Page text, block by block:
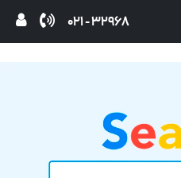
32968 - 021